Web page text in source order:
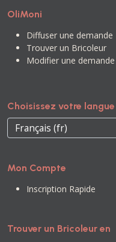
OliMoni
Diffuser une demande
Trouver un Bricoleur
Modifier une demande
Choisissez votre langue
Mon Compte
Inscription Rapide
Trouver un Bricoleur en